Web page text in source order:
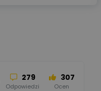
279
Odpowiedzi
307
Ocen